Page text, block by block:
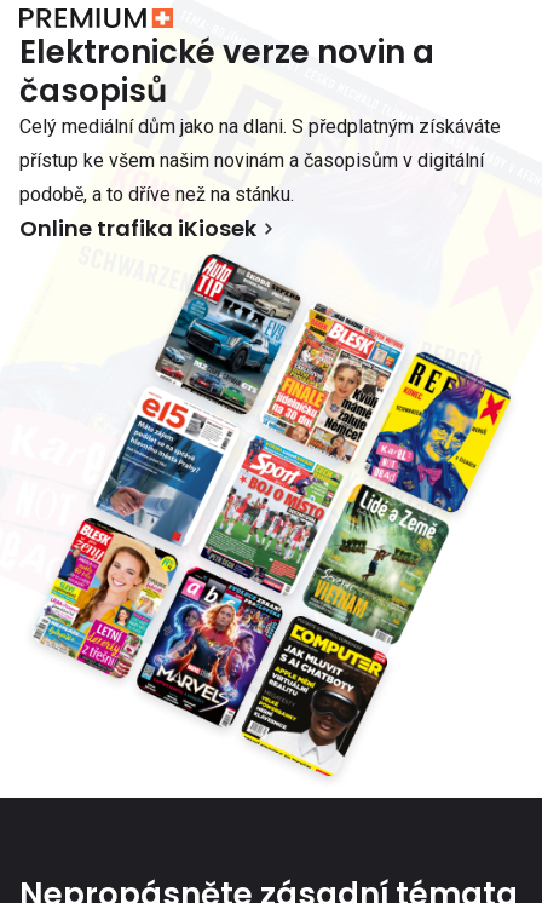
Elektronické verze novin a
časopisů
Celý mediální dům jako na dlani. S předplatným získáváte
přístup ke všem našim novinám a časopisům v digitální
podobě, a to dříve než na stánku.
Online trafika iKiosek